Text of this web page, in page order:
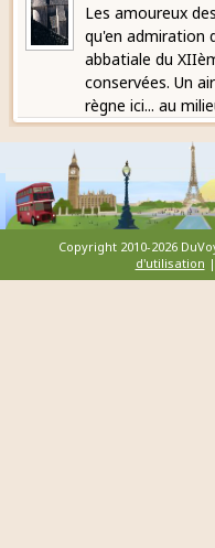
Les amoureux
qu'en admiration
abbatiale du
conservées. Un
règne ici... au
Copyright 2010-2026
d'utilisation |